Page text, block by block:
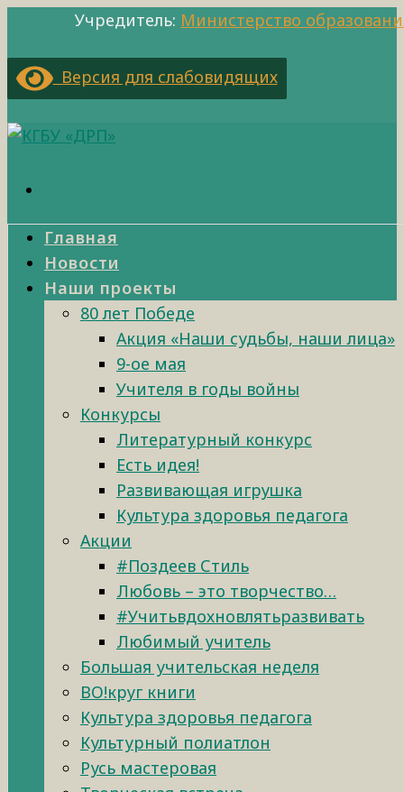
Учредитель: Министерство
Версия для слабовидящих
Главная
Новости
Наши проекты
80 лет Победе
Акция «Наши судьбы, наши лица»
9-ое мая
Учителя в годы войны
Конкурсы
Литературный конкурс
Есть идея!
Развивающая игрушка
Культура здоровья педагога
Акции
#Поздеев Стиль
Любовь – это творчество…
#Учитьвдохновлятьразвивать
Любимый учитель
Большая учительская неделя
ВО!круг книги
Культура здоровья педагога
Культурный полиатлон
Русь мастеровая